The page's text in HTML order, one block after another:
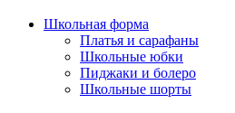
Школьная форма
Платья и сарафаны
Школьные юбки
Пиджаки и болеро
Школьные шорты